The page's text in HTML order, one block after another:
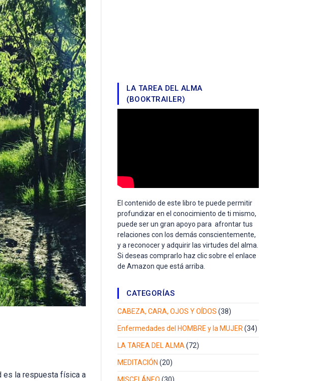
es la respuesta física a
LA TAREA DEL ALMA
(BOOKTRAILER)
El contenido de este libro te puede permitir
profundizar en el conocimiento de ti mismo,
puede ser un gran apoyo para afrontar tus
relaciones con los demás conscientemente,
y a reconocer y adquirir las virtudes del alma.
Si deseas comprarlo haz clic sobre el enlace
de Amazon que está arriba.
CATEGORÍAS
CABEZA, CARA, OJOS Y OÍDOS (38)
Enfermedades del HOMBRE y la MUJER (34)
LA TAREA DEL ALMA (72)
MEDITACIÓN (20)